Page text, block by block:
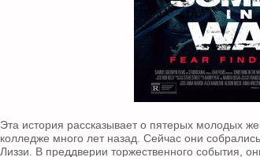
Эта история рассказывает о пятерых молодых
колледже много лет назад. Сейчас они
Лиззи. В преддверии торжественного события,